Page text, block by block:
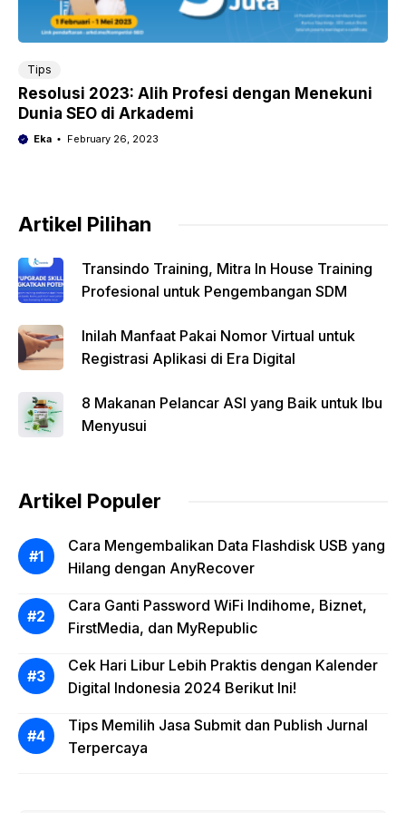
Tips
Resolusi 2023: Alih Profesi dengan Menekuni
Dunia SEO di Arkademi
Eka February 26, 2023
Artikel Pilihan
Transindo Training, Mitra In House Training
Profesional untuk Pengembangan SDM
Inilah Manfaat Pakai Nomor Virtual untuk
Registrasi Aplikasi di Era Digital
8 Makanan Pelancar ASI yang Baik untuk Ibu
Menyusui
Artikel Populer
Cara Mengembalikan Data Flashdisk USB yang
Hilang dengan AnyRecover
Cara Ganti Password WiFi Indihome, Biznet,
FirstMedia, dan MyRepublic
Cek Hari Libur Lebih Praktis dengan Kalender
Digital Indonesia 2024 Berikut Ini!
Tips Memilih Jasa Submit dan Publish Jurnal
Terpercaya